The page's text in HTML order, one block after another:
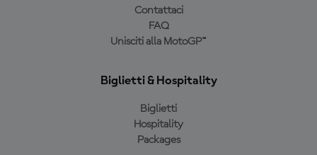
Contattaci
FAQ
Unisciti alla MotoGP™
Biglietti & Hospitality
Biglietti
Hospitality
Packages